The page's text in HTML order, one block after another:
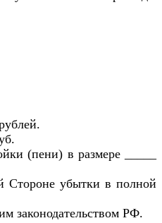
(пени) в размере _____
Стороне убытки в полной
законодательством РФ.